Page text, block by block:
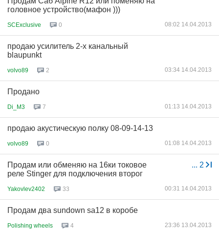
головное устройство(мафон )))
SCExclusive 0 08:02 14.04.2013
продаю усилитель 2-х канальный
blaupunkt
volvo89 2 03:34 14.04.2013
Продано
Di_M3 7 01:13 14.04.2013
продаю акустическую полку 08-09-14-13
volvo89 0 01:08 14.04.2013
... 2
Продам или обменяю на 16ки токовое
реле Stinger для подключения второг
Yakovlev2402 33 00:31 14.04.2013
Продам два sundown sa12 в коробе
Polishing wheels 4 23:36 13.04.2013